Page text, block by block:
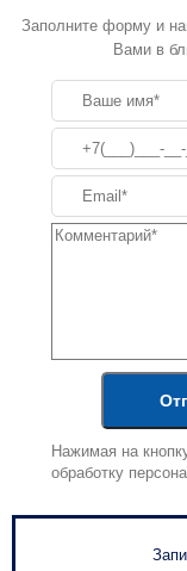
Заполните форму и
Вами в
Нажимая на
обработку